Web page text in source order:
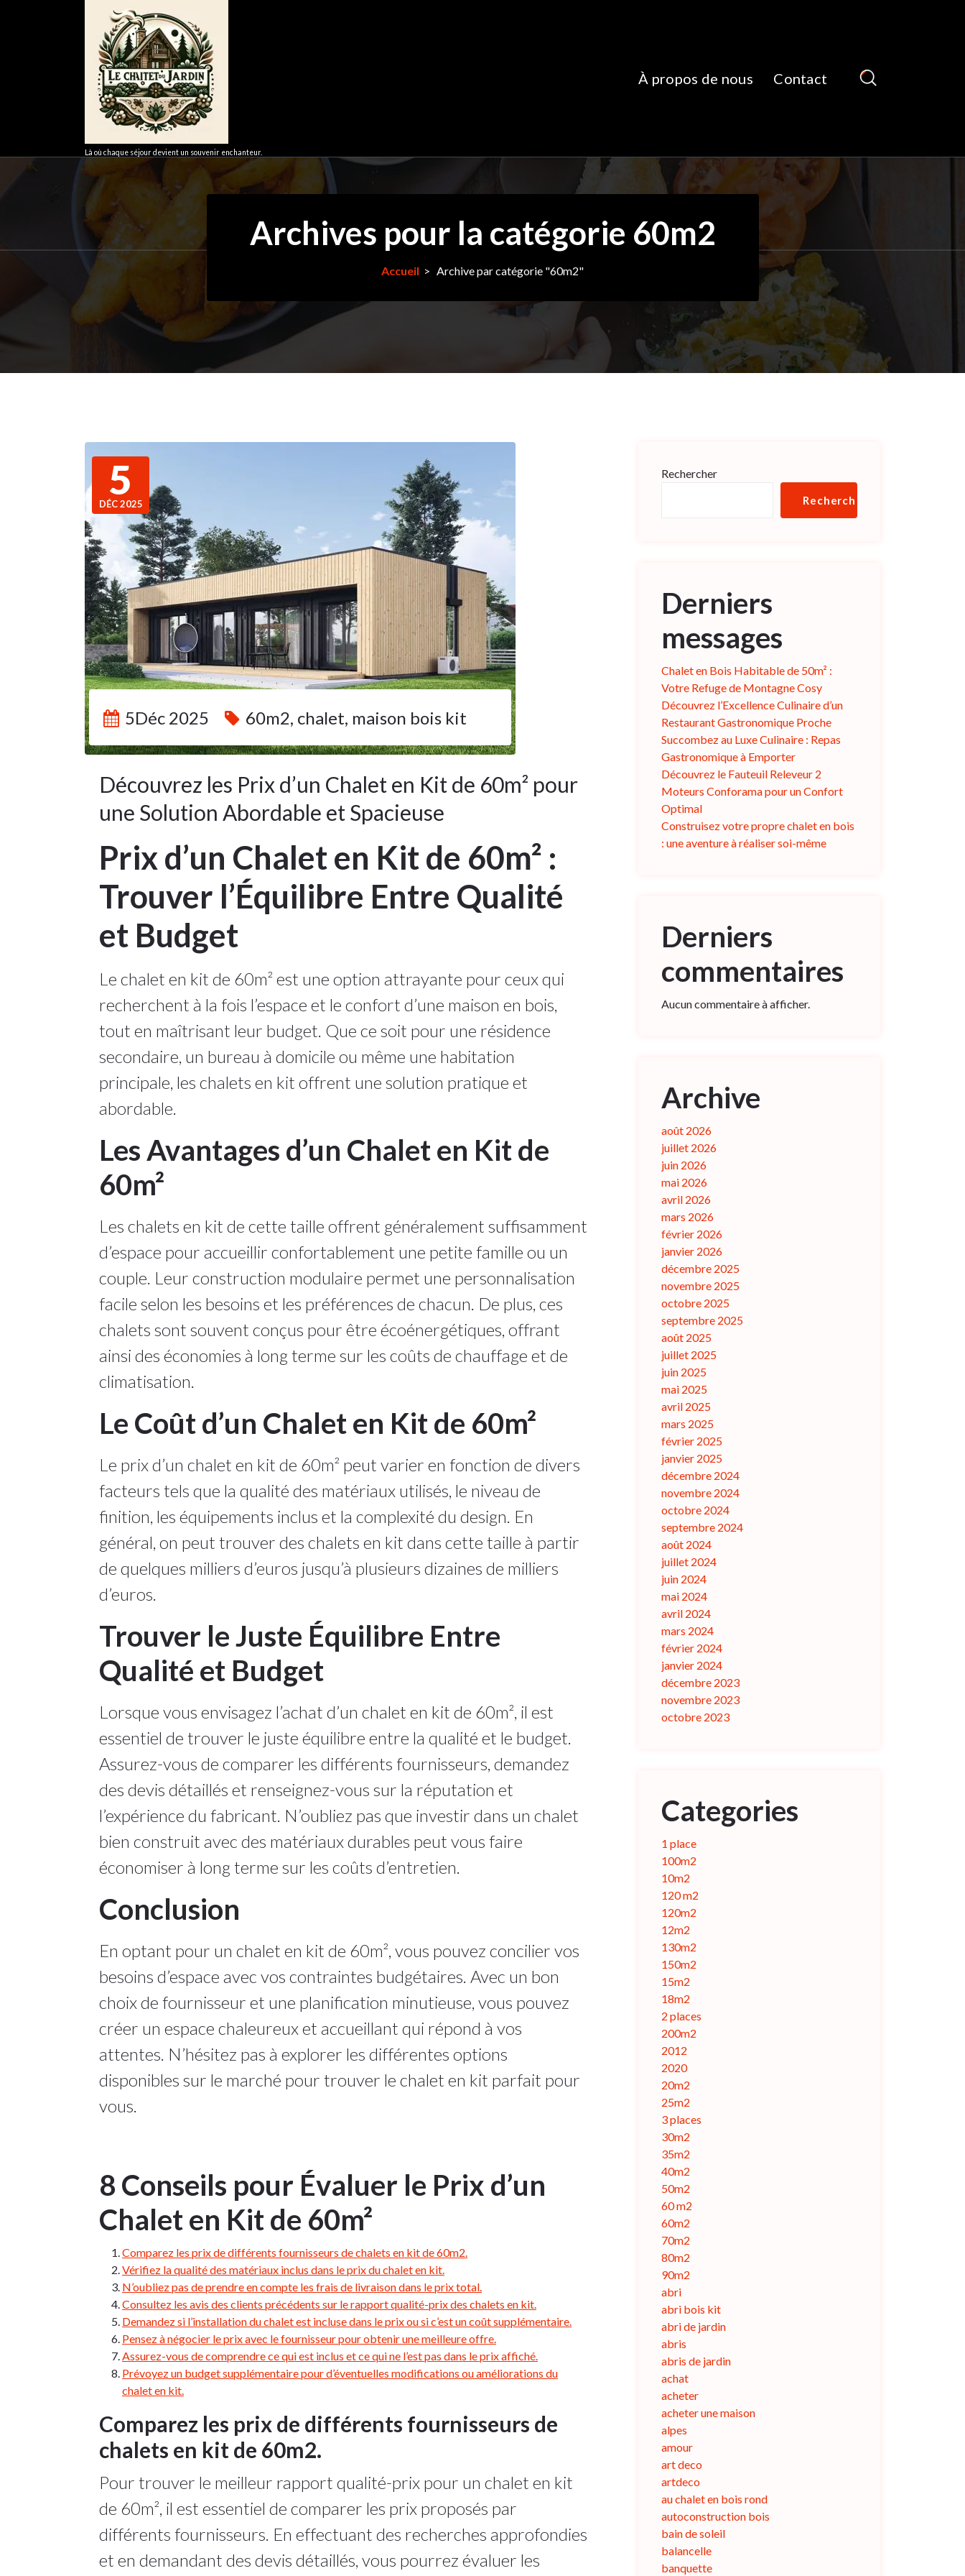
Là où chaque séjour devient un souvenir enchanteur.
À propos de nous Contact
Archives pour la catégorie 60m2
Accueil > Archive par catégorie "60m2"
5
DÉC 2025
5Déc 2025 60m2, chalet, maison bois kit
Découvrez les Prix d’un Chalet en Kit de 60m² pour
une Solution Abordable et Spacieuse
Prix d’un Chalet en Kit de 60m² :
Trouver l’Équilibre Entre Qualité
et Budget
Le chalet en kit de 60m² est une option attrayante pour ceux qui
recherchent à la fois l’espace et le confort d’une maison en bois,
tout en maîtrisant leur budget. Que ce soit pour une résidence
secondaire, un bureau à domicile ou même une habitation
principale, les chalets en kit offrent une solution pratique et
abordable.
Les Avantages d’un Chalet en Kit de
60m²
Les chalets en kit de cette taille offrent généralement suffisamment
d’espace pour accueillir confortablement une petite famille ou un
couple. Leur construction modulaire permet une personnalisation
facile selon les besoins et les préférences de chacun. De plus, ces
chalets sont souvent conçus pour être écoénergétiques, offrant
ainsi des économies à long terme sur les coûts de chauffage et de
climatisation.
Le Coût d’un Chalet en Kit de 60m²
Le prix d’un chalet en kit de 60m² peut varier en fonction de divers
facteurs tels que la qualité des matériaux utilisés, le niveau de
finition, les équipements inclus et la complexité du design. En
général, on peut trouver des chalets en kit dans cette taille à partir
de quelques milliers d’euros jusqu’à plusieurs dizaines de milliers
d’euros.
Trouver le Juste Équilibre Entre
Qualité et Budget
Lorsque vous envisagez l’achat d’un chalet en kit de 60m², il est
essentiel de trouver le juste équilibre entre la qualité et le budget.
Assurez-vous de comparer les différents fournisseurs, demandez
des devis détaillés et renseignez-vous sur la réputation et
l’expérience du fabricant. N’oubliez pas que investir dans un chalet
bien construit avec des matériaux durables peut vous faire
économiser à long terme sur les coûts d’entretien.
Conclusion
En optant pour un chalet en kit de 60m², vous pouvez concilier vos
besoins d’espace avec vos contraintes budgétaires. Avec un bon
choix de fournisseur et une planification minutieuse, vous pouvez
créer un espace chaleureux et accueillant qui répond à vos
attentes. N’hésitez pas à explorer les différentes options
disponibles sur le marché pour trouver le chalet en kit parfait pour
vous.
8 Conseils pour Évaluer le Prix d’un
Chalet en Kit de 60m²
Comparez les prix de différents fournisseurs de chalets en kit de 60m2.
Vérifiez la qualité des matériaux inclus dans le prix du chalet en kit.
N’oubliez pas de prendre en compte les frais de livraison dans le prix total.
Consultez les avis des clients précédents sur le rapport qualité-prix des chalets en kit.
Demandez si l’installation du chalet est incluse dans le prix ou si c’est un coût supplémentaire.
Pensez à négocier le prix avec le fournisseur pour obtenir une meilleure offre.
Assurez-vous de comprendre ce qui est inclus et ce qui ne l’est pas dans le prix affiché.
Prévoyez un budget supplémentaire pour d’éventuelles modifications ou améliorations du
chalet en kit.
Comparez les prix de différents fournisseurs de
chalets en kit de 60m2.
Pour trouver le meilleur rapport qualité-prix pour un chalet en kit
de 60m², il est essentiel de comparer les prix proposés par
différents fournisseurs. En effectuant des recherches approfondies
et en demandant des devis détaillés, vous pourrez évaluer les
Rechercher
Rechercher
Derniers
messages
Chalet en Bois Habitable de 50m² :
Votre Refuge de Montagne Cosy
Découvrez l’Excellence Culinaire d’un
Restaurant Gastronomique Proche
Succombez au Luxe Culinaire : Repas
Gastronomique à Emporter
Découvrez le Fauteuil Releveur 2
Moteurs Conforama pour un Confort
Optimal
Construisez votre propre chalet en bois
: une aventure à réaliser soi-même
Derniers
commentaires
Aucun commentaire à afficher.
Archive
août 2026
juillet 2026
juin 2026
mai 2026
avril 2026
mars 2026
février 2026
janvier 2026
décembre 2025
novembre 2025
octobre 2025
septembre 2025
août 2025
juillet 2025
juin 2025
mai 2025
avril 2025
mars 2025
février 2025
janvier 2025
décembre 2024
novembre 2024
octobre 2024
septembre 2024
août 2024
juillet 2024
juin 2024
mai 2024
avril 2024
mars 2024
février 2024
janvier 2024
décembre 2023
novembre 2023
octobre 2023
Categories
1 place
100m2
10m2
120 m2
120m2
12m2
130m2
150m2
15m2
18m2
2 places
200m2
2012
2020
20m2
25m2
3 places
30m2
35m2
40m2
50m2
60 m2
60m2
70m2
80m2
90m2
abri
abri bois kit
abri de jardin
abris
abris de jardin
achat
acheter
acheter une maison
alpes
amour
art deco
artdeco
au chalet en bois rond
autoconstruction bois
bain de soleil
balancelle
banquette